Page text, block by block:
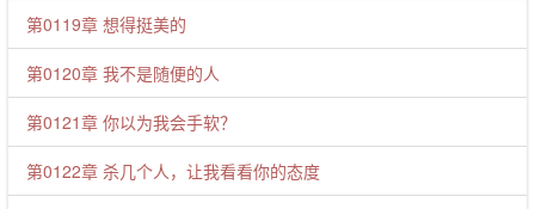
第0119章 想得挺美的
第0120章 我不是随便的人
第0121章 你以为我会手软？
第0122章 杀几个人，让我看看你的态度